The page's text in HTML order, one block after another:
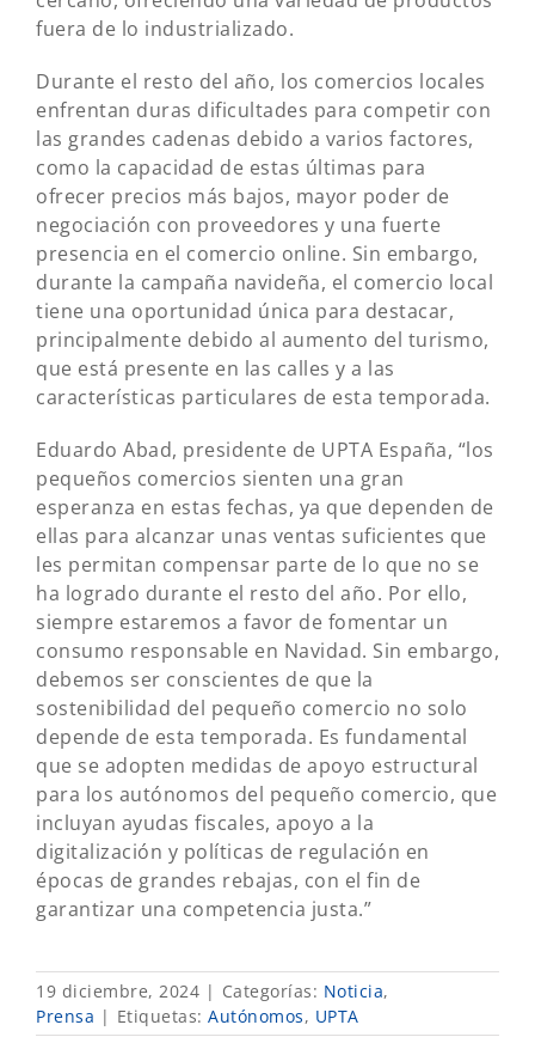
fuera de lo industrializado.
Durante el resto del año, los comercios locales
enfrentan duras dificultades para competir con
las grandes cadenas debido a varios factores,
como la capacidad de estas últimas para
ofrecer precios más bajos, mayor poder de
negociación con proveedores y una fuerte
presencia en el comercio online. Sin embargo,
durante la campaña navideña, el comercio local
tiene una oportunidad única para destacar,
principalmente debido al aumento del turismo,
que está presente en las calles y a las
características particulares de esta temporada.
Eduardo Abad, presidente de UPTA España, “los
pequeños comercios sienten una gran
esperanza en estas fechas, ya que dependen de
ellas para alcanzar unas ventas suficientes que
les permitan compensar parte de lo que no se
ha logrado durante el resto del año. Por ello,
siempre estaremos a favor de fomentar un
consumo responsable en Navidad. Sin embargo,
debemos ser conscientes de que la
sostenibilidad del pequeño comercio no solo
depende de esta temporada. Es fundamental
que se adopten medidas de apoyo estructural
para los autónomos del pequeño comercio, que
incluyan ayudas fiscales, apoyo a la
digitalización y políticas de regulación en
épocas de grandes rebajas, con el fin de
garantizar una competencia justa.”
19 diciembre, 2024 | Categorías: Noticia,
Prensa | Etiquetas: Autónomos, UPTA